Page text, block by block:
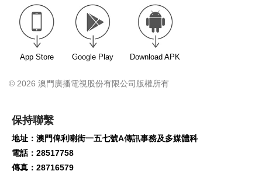
App Store Google Play Download APK
© 2026 澳門廣播電視股份有限公司版權所有
保持聯繫
地址：澳門俾利喇街一五七號A傳訊事務及多媒體科
電話：28517758
傳真：28716579